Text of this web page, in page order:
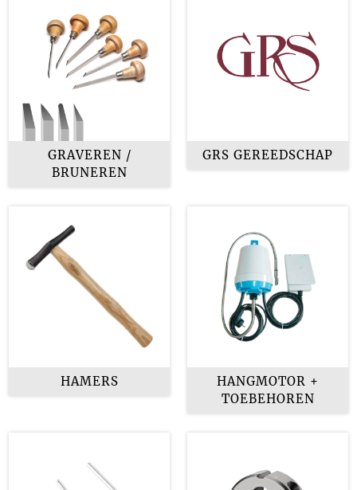
GRAVEREN /
BRUNEREN
GRS GEREEDSCHAP
HAMERS
HANGMOTOR +
TOEBEHOREN